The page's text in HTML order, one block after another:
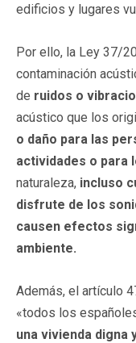
edificios y lugares
Por ello, la Ley 37/
contaminación
de ruidos o
acústico que los
o daño para las
actividades o para
naturaleza, incluso
disfrute de los
causen efectos
ambiente.
Además, el artículo
«todos los
una vivienda digna